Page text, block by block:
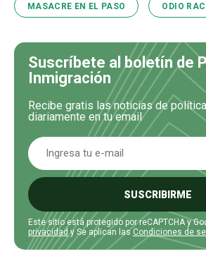
MASACRE EN EL PASO ODIO
Suscríbete al boletín de
Inmigración
Recibe gratis las noticias de
diariamente en tu email
SUSCRIBIRME
Este sitio está protegido por reCAPTCHA y
privacidad y Se aplican lasCondiciones de